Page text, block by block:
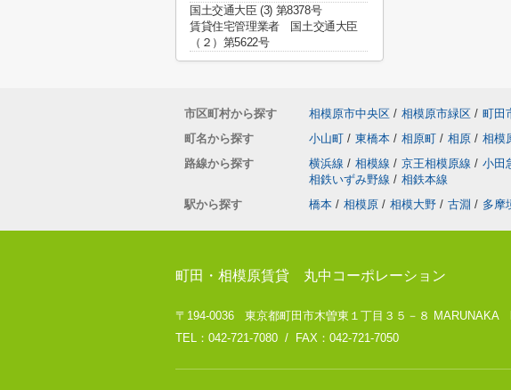
国土交通大臣 (3) 第8378号
賃貸住宅管理業者 国土交通大臣
（２）第5622号
市区町村から探す 相模原市中央区 / 相模原市緑区 / 町田
町名から探す
小山町 / 東橋本 / 相原町 / 相原 / 相模
路線から探す
横浜線 / 相模線 / 京王相模原線 / 小田
相鉄いずみ野線 / 相鉄本線
駅から探す
橋本 / 相模原 / 相模大野 / 古淵 / 多摩
町田・相模原賃貸 丸中コーポレーション
〒194-0036 東京都町田市木曽東１丁目３５－８ MARUNAKA
TEL：042-721-7080 / FAX：042-721-7050